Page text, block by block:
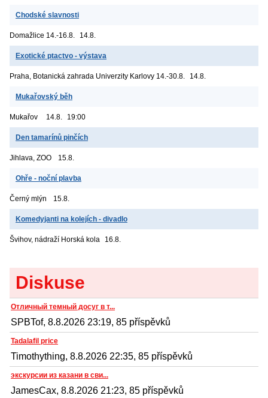
Chodské slavnosti
Domažlice 14.-16.8. 14.8.
Exotické ptactvo - výstava
Praha, Botanická zahrada Univerzity Karlovy 14.-30.8. 14.8.
Mukařovský běh
Mukařov 14.8. 19:00
Den tamarínů pinčích
Jihlava, ZOO 15.8.
Ohře - noční plavba
Černý mlýn 15.8.
Komedyjanti na kolejích - divadlo
Švihov, nádraží Horská kola 16.8.
Diskuse
Отличный темный досуг в т...
SPBTof, 8.8.2026 23:19, 85 příspěvků
Tadalafil price
Timothything, 8.8.2026 22:35, 85 příspěvků
экскурсии из казани в сви...
JamesCax, 8.8.2026 21:23, 85 příspěvků